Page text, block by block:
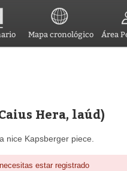
Mapa cronológico Área
Hera, laúd)
nice Kapsberger piece.
estar registrado